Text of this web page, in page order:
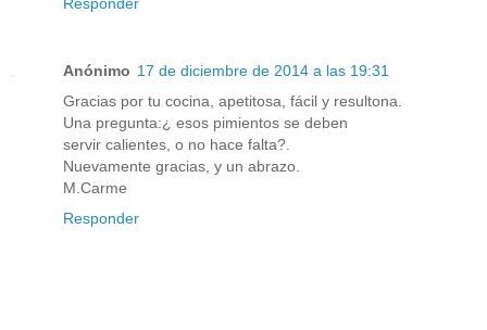
Anónimo 17 de diciembre de 2014 a las 19:31
Gracias por tu cocina, apetitosa, fácil y resultona.
Una pregunta:¿ esos pimientos se deben
servir calientes, o no hace falta?.
Nuevamente gracias, y un abrazo.
M.Carme
Responder